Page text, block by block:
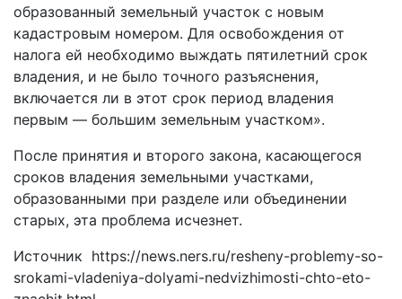
образованный земельный участок с новым
кадастровым номером. Для освобождения от
налога ей необходимо выждать пятилетний срок
владения, и не было точного разъяснения,
включается ли в этот срок период владения
первым — большим земельным участком».
После принятия и второго закона, касающегося
сроков владения земельными участками,
образованными при разделе или объединении
старых, эта проблема исчезнет.
Источник https://news.ners.ru/resheny-problemy-so-
srokami-vladeniya-dolyami-nedvizhimosti-chto-eto-